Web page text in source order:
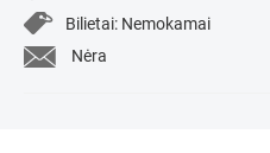
Bilietai: Nemokamai
Nėra